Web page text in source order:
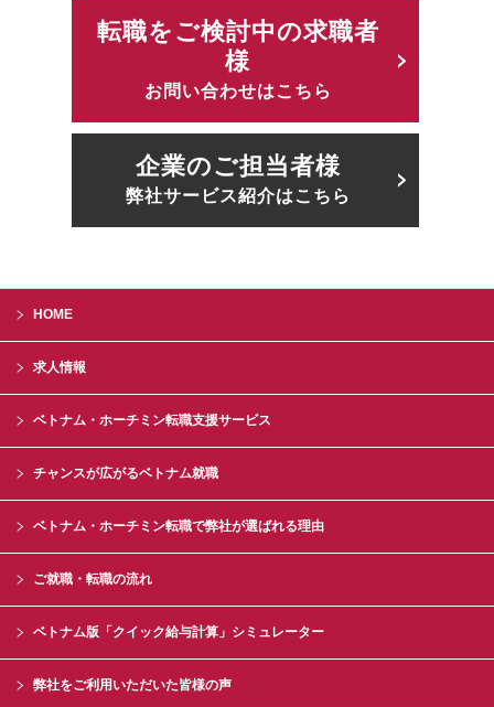
転職をご検討中の求職者
様
お問い合わせはこちら
企業のご担当者様
弊社サービス紹介はこちら
HOME
求人情報
ベトナム・ホーチミン転職支援サービス
チャンスが広がるベトナム就職
ベトナム・ホーチミン転職で弊社が選ばれる理由
ご就職・転職の流れ
ベトナム版「クイック給与計算」シミュレーター
弊社をご利用いただいた皆様の声